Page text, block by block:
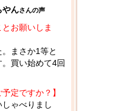
やんさんの声
とお願いしま
まさか1等と
買い始めて4回
定ですか？】
ゃべりまし